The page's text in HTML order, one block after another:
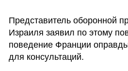
Представитель оборонной
Израиля заявил по этому
поведение Франции
для консультаций.